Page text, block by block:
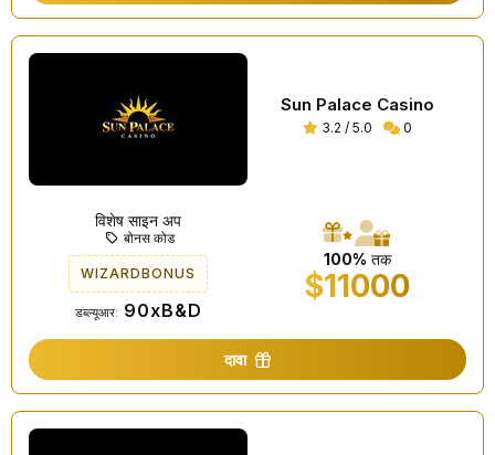
Sun Palace Casino
3.2 / 5.0 0
100% तक
$11000
विशेष साइन अप
बोनस कोड
WIZARDBONUS
डब्ल्यूआर: 90xB&D
दावा